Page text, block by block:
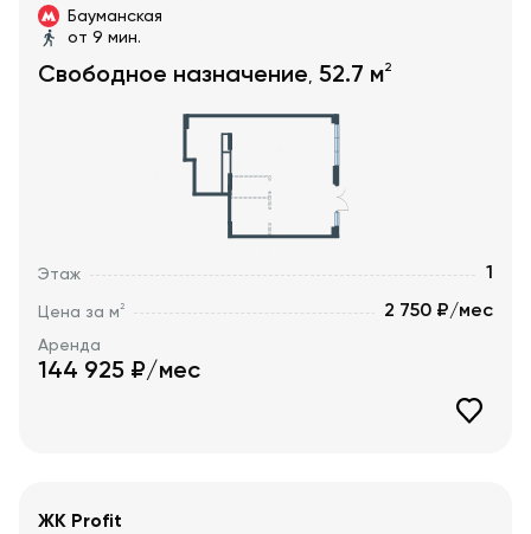
Бауманская
от 9 мин.
Свободное назначение, 52.7 м2
Этаж 1
Цена за м2 2 750 ₽/мес
Аренда
144 925 ₽/мес
ЖК Profit